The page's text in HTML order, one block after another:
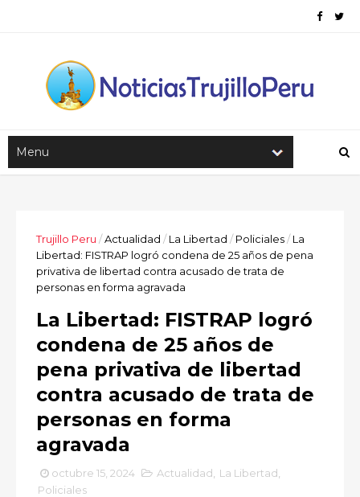
Trujillo Peru /Actualidad / La Libertad / Policiales/ La
Libertad: FISTRAP logró condena de 25 años de pena
privativa de libertad contra acusado de trata de
personas en forma agravada
La Libertad: FISTRAP logró
condena de 25 años de
pena privativa de libertad
contra acusado de trata de
personas en forma
agravada
octubre 15, 2024 Actualidad La Libertad
Policiales